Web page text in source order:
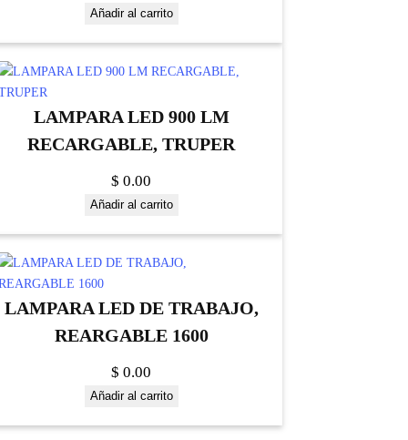
Añadir al carrito
LAMPARA LED 900 LM
RECARGABLE, TRUPER
$ 0.00
Añadir al carrito
LAMPARA LED DE TRABAJO,
REARGABLE 1600
$ 0.00
Añadir al carrito